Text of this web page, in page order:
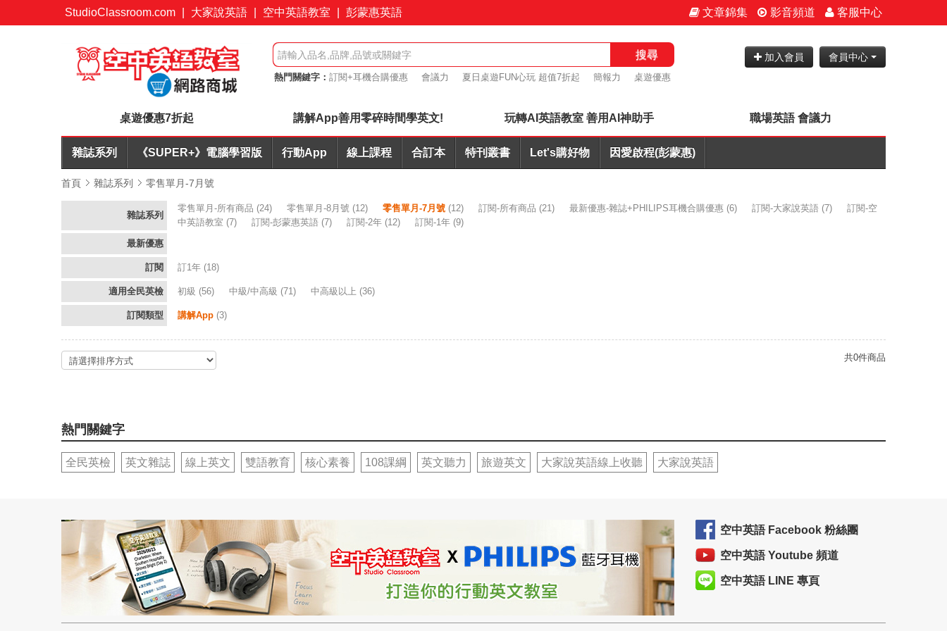
StudioClassroom.com 大家說英語 空中英語教室 彭蒙惠英語 文章錦集 影音頻道 客服中心
搜尋
熱門關鍵字： 訂閱+耳機合購優惠 會議力 夏日桌遊FUN心玩 超值7折起 簡報力
桌遊優惠
加入會員 會員中心
桌遊優惠7折起 講解App善用零碎時間學英文! 玩轉AI英語教室 善用AI神助手 職場英語 會議力
雜誌系列 《SUPER+》電腦學習版 行動App 線上課程 合訂本 特刊叢書 Let's購好物 因愛啟程(彭蒙惠)
首頁 雜誌系列 零售單月-7月號
雜誌系列
零售單月-所有商品 (24) 零售單月-8月號 (12) 零售單月-7月號 (12) 訂閱-所有商品 (21) 最新優惠-雜誌+PHILIPS耳機合購優惠 (6) 訂閱-大家說英語 (7)
訂閱-空
中英語教室 (7) 訂閱-彭蒙惠英語 (7) 訂閱-2年 (12) 訂閱-1年 (9)
最新優惠
訂閱 訂1年 (18)
適用全民英檢 初級 (56) 中級/中高級 (71) 中高級以上 (36)
訂閱類型 講解App (3)
共0件商品
熱門關鍵字
全民英檢 英文雜誌 線上英文 雙語教育 核心素養 108課綱 英文聽力 旅遊英文 大家說英語線上收聽 大家說英語
空中英語 Facebook 粉絲團
空中英語 Youtube 頻道
空中英語 LINE 專頁